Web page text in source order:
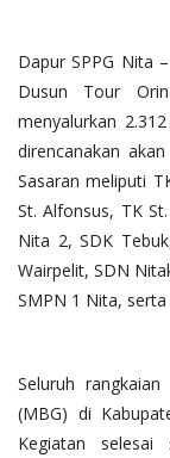
Dapur SPPG Nita
Dusun Tour
menyalurkan
direncanakan
Sasaran meliputi
St. Alfonsus, TK
Nita 2, SDK
Wairpelit, SDN
SMPN 1 Nita,
Seluruh
(MBG) di
Kegiatan